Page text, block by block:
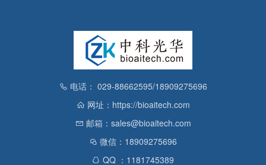
电话： 029-88662595/18909275696
网址：https://bioaitech.com
邮箱：sales@bioaitech.com
微信：18909275696
QQ ：1181745389